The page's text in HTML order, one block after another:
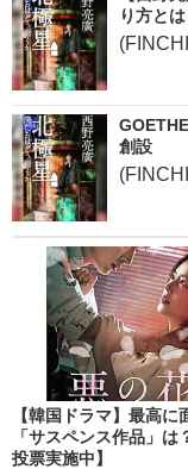
り方とは
創設
【韓国ドラマ】最高に
「サスペンス作品」は
投票実施中】